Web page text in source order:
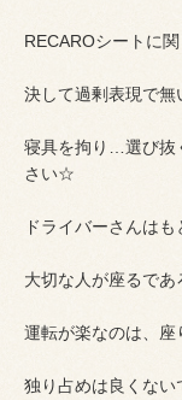
RECAROシートに
決して過剰表現で
寝具を拘り…選び抜
さい☆
ドライバーさんはも
大切な人が座るで
運転が楽なのは、
独り占めは良くない